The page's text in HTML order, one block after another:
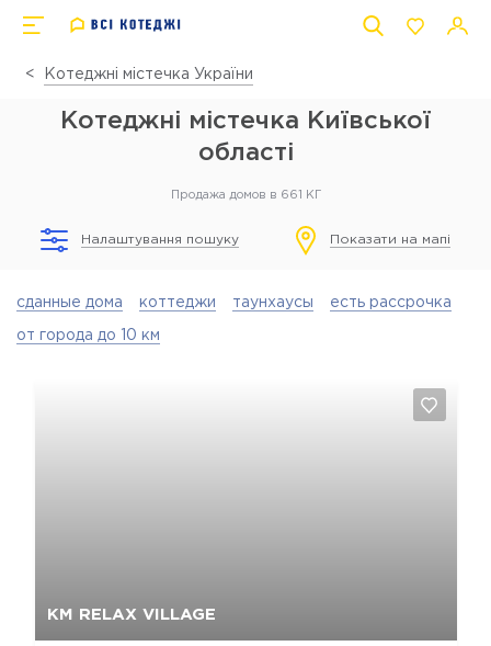
Котеджні містечка України
Котеджні містечка Київської
області
Продажа домов в 661 КГ
Налаштування пошуку Показати на мапі
сданные дома коттеджи таунхаусы есть рассрочка
от города до 10 км
КМ RELAX VILLAGE